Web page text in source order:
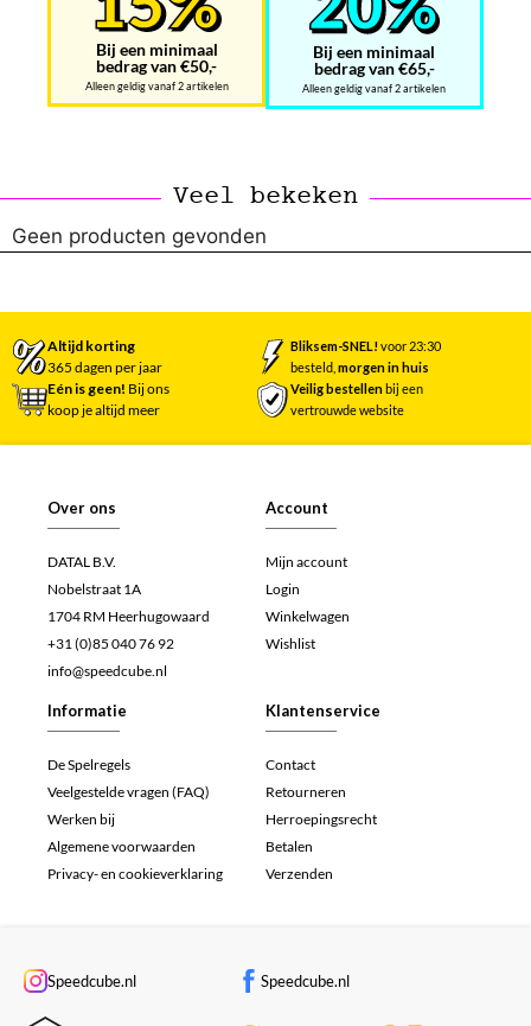
Bij een minimaal
bedrag van €50,-
Alleen geldig vanaf 2 artikelen
Bij een minimaal
bedrag van €65,-
Alleen geldig vanaf 2 artikelen
Veel bekeken
Geen producten gevonden
Altijd korting
365 dagen per jaar
Bliksem-SNEL!voor 23:30
besteld,morgen in huis
Eén is geen! Bij ons
koop je altijd meer
Veilig bestellenbij een
vertrouwde website
Over ons
DATAL B.V.
Nobelstraat 1A
1704 RM Heerhugowaard
+31 (0)85 040 76 92
info@speedcube.nl
Account
Mijn account
Login
Winkelwagen
Wishlist
Informatie
De Spelregels
Veelgestelde vragen (FAQ)
Werken bij
Algemene voorwaarden
Privacy- en cookieverklaring
Klantenservice
Contact
Retourneren
Herroepingsrecht
Betalen
Verzenden
Speedcube.nl Speedcube.nl